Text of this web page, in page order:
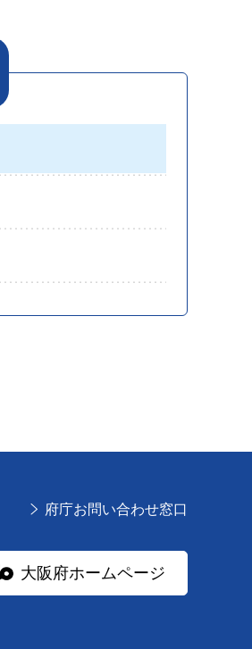
府庁お問い合わせ窓口
大阪府ホームページ